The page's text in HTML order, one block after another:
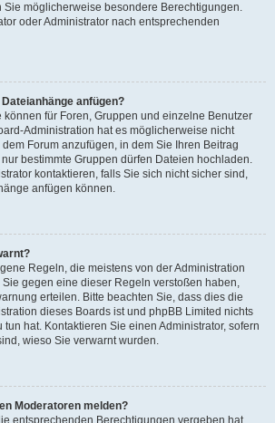
Sie möglicherweise besondere Berechtigungen.
oder Administrator nach entsprechenden
anfügen?
können für Foren, Gruppen und einzelne Benutzer
Administration hat es möglicherweise nicht
Forum anzufügen, in dem Sie Ihren Beitrag
bestimmte Gruppen dürfen Dateien hochladen.
kontaktieren, falls Sie sich nicht sicher sind,
anfügen können.
Regeln, die meistens von der Administration
gegen eine dieser Regeln verstoßen haben,
erteilen. Bitte beachten Sie, dass dies die
dieses Boards ist und phpBB Limited nichts
hat. Kontaktieren Sie einen Administrator, sofern
wieso Sie verwarnt wurden.
Moderatoren melden?
entsprechenden Berechtigungen vergeben hat,